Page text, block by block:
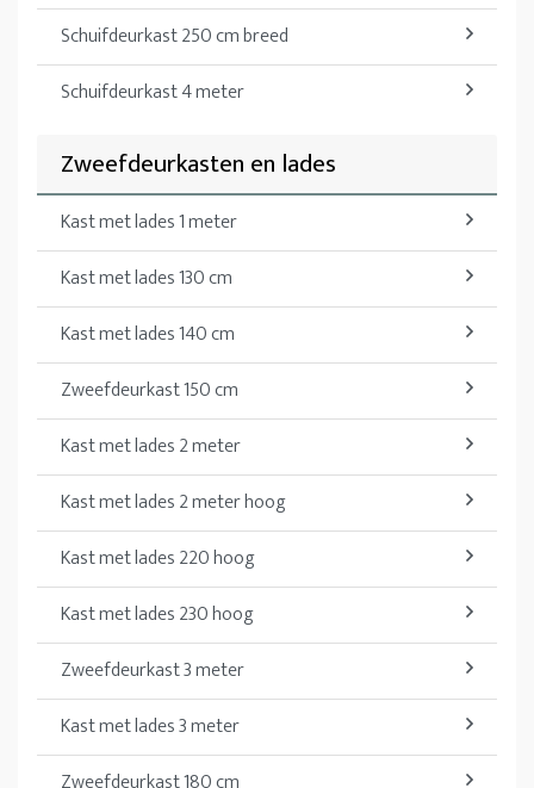
Schuifdeurkast 250 cm breed
Schuifdeurkast 4 meter
Zweefdeurkasten en lades
Kast met lades 1 meter
Kast met lades 130 cm
Kast met lades 140 cm
Zweefdeurkast 150 cm
Kast met lades 2 meter
Kast met lades 2 meter hoog
Kast met lades 220 hoog
Kast met lades 230 hoog
Zweefdeurkast 3 meter
Kast met lades 3 meter